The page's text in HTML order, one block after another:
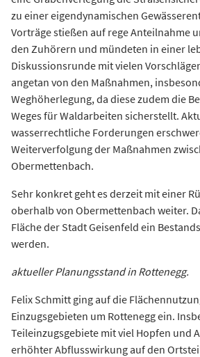
zu einer eigendynamischen
Vorträge stießen auf rege Anteilnahme
den Zuhörern und mündeten in einer
Diskussionsrunde mit vielen
angetan von den Maßnahmen,
Weghöherlegung, da diese zudem die
Weges für Waldarbeiten sicherstellt.
wasserrechtliche Forderungen
Weiterverfolgung der Maßnahmen
Obermettenbach.
Sehr konkret geht es derzeit mit einer
oberhalb von Obermettenbach weiter.
Fläche der Stadt Geisenfeld ein
werden.
aktueller Planungsstand in Rottenegg.
Felix Schmitt ging auf die
Einzugsgebieten um Rottenegg ein.
Teileinzugsgebiete mit viel Hopfen und
erhöhter Abflusswirkung auf den